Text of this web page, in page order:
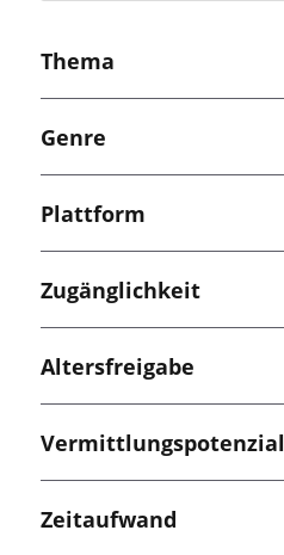
Thema
Genre
Plattform
Zugänglichkeit
Altersfreigabe
Vermittlungspotenzial
Zeitaufwand